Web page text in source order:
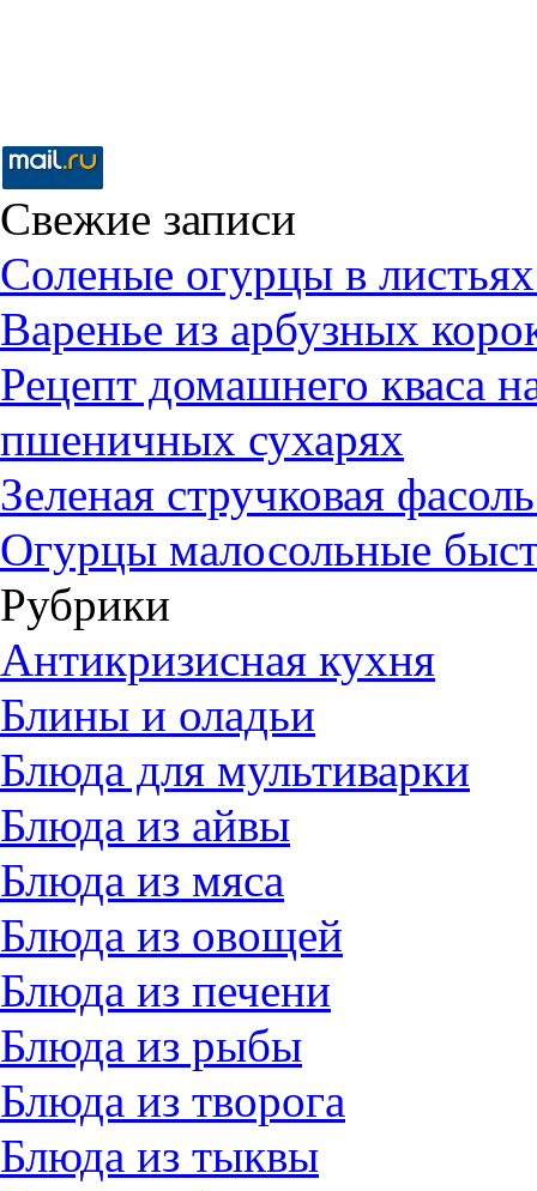
Свежие записи
Соленые огурцы в
Варенье из арбузных
Рецепт домашнего кваса
пшеничных сухарях
Зеленая стручковая
Огурцы малосольные
Рубрики
Антикризисная кухня
Блины и оладьи
Блюда для мультиварки
Блюда из айвы
Блюда из мяса
Блюда из овощей
Блюда из печени
Блюда из рыбы
Блюда из творога
Блюда из тыквы